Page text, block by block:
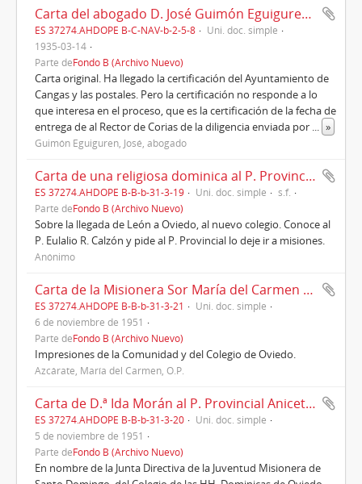
Carta del abogado D. José Guimón Eguiguren al P. Celestino Alonso
ES 37274.AHDOPE B-C-NAV-b-2-5-8
Uni. doc. simple
1935-03-14
Parte deFondo B (Archivo Nuevo)
Carta original. Ha llegado la certificación del Ayuntamiento de
Cangas y las postales. Pero la certificación no responde a lo
que interesa en el proceso, que es la certificación de la fecha de
entrega de al Rector de Corias de la diligencia enviada por ... »
Guimón Eguiguren, José, abogado
Carta de una religiosa dominica al P. Provincial Aniceto Fernández, Oviedo
ES 37274.AHDOPE B-B-b-31-3-19 Uni. doc. simple
s.f.
Parte deFondo B (Archivo Nuevo)
Sobre la llegada de León a Oviedo, al nuevo colegio. Conoce al
P. Eulalio R. Calzón y pide al P. Provincial lo deje ir a misiones.
Anónimo
Carta de la Misionera Sor María del Carmen Azcárate al P. Provincial Aniceto Fernández, Oviedo, 06/11/1951
ES 37274.AHDOPE B-B-b-31-3-21
Uni. doc. simple
6 de noviembre de 1951
Parte deFondo B (Archivo Nuevo)
Impresiones de la Comunidad y del Colegio de Oviedo.
Azcárate, María del Carmen, O.P.
Carta de D.ª Ida Morán al P. Provincial Aniceto Fernández, Oviedo, 05/11/1951
ES 37274.AHDOPE B-B-b-31-3-20
Uni. doc. simple
5 de noviembre de 1951
Parte deFondo B (Archivo Nuevo)
En nombre de la Junta Directiva de la Juventud Misionera de